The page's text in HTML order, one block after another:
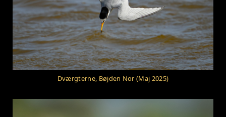
Dværgterne, Bøjden Nor (Maj 2025)